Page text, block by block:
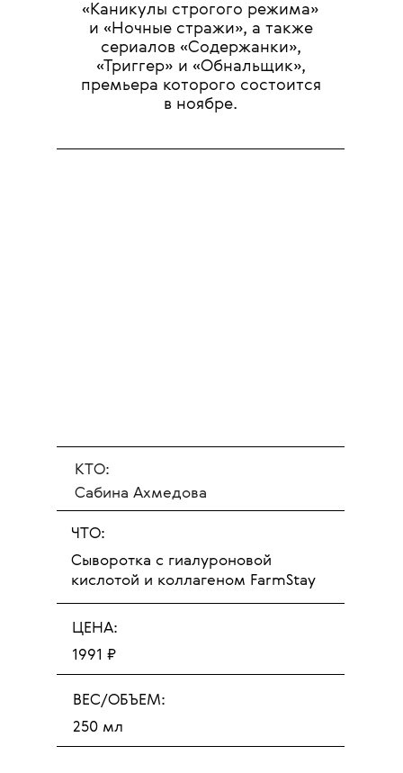
«Каникулы строгого режима»
и «Ночные стражи», а также
сериалов «Содержанки»,
«Триггер» и «Обнальщик»,
премьера которого состоится
в ноябре.
КТО:
Сабина Ахмедова
ЧТО:
Сыворотка с гиалуроновой
кислотой и коллагеном FarmStay
ЦЕНА:
1991 ₽
ВЕС/ОБЪЕМ:
250 мл